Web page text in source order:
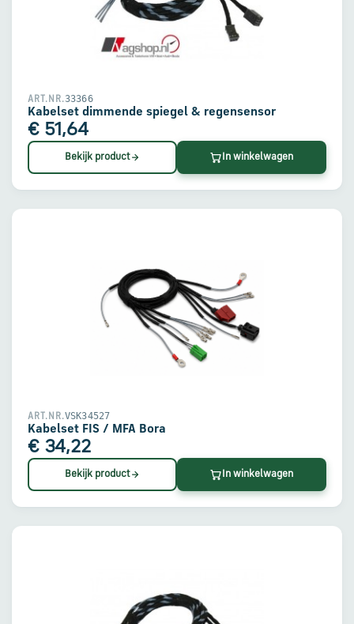
ART.NR.33366
Kabelset dimmende spiegel & regensensor
€ 51,64
Bekijk product In winkelwagen
ART.NR.VSK34527
Kabelset FIS / MFA Bora
€ 34,22
Bekijk product In winkelwagen